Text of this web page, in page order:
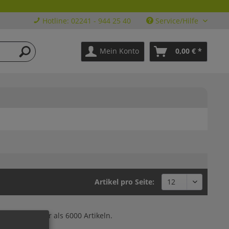
Hotline: 02241 - 944 25 40 Service/Hilfe
Mein Konto 0,00 € *
Artikel pro Seite:
aus mehr als 6000 Artikeln.